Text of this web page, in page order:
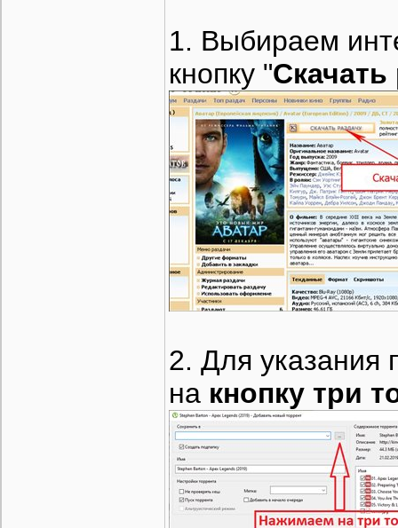
1. Выбираем
кнопку "Скачать
2. Для указания
на кнопку три